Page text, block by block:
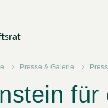
Presse & Galerie
für